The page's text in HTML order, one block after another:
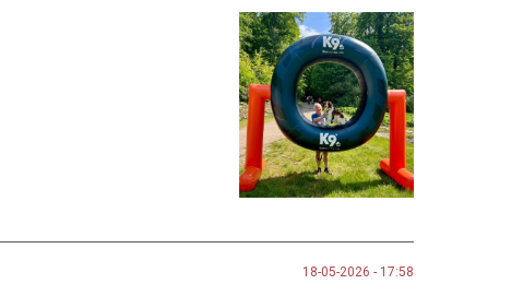
18-05-2026 - 17:58